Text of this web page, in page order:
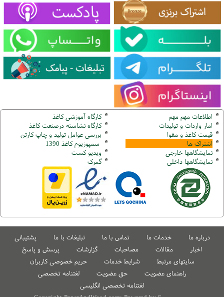
اطلاعات مهم مهم
امار واردات و تولیدات
قیمت کاغذ و مقوا
اشتراک ها
نمایشگاهها خارجی
نمایشگاهها داخلی
کارگاه آموزشی کاغذ
کارگاه نشاسته درصنعت کاغذ
بررسی عوامل تولید و چاپ کارتن
سمپوزیوم کاغذ 1390
ویدیو کست
گمرک
درباره ما خدمات ما تماس با ما تبلیغات با ما
پشتیبانی
اخبار
مقالات مصاحبات گزارشات
پرسش و پاسخ
سایتهای مرتبط
شرایط خدمات
حریم خصوصی کاربران
راهنمای عضویت
حق عضویت
لغتنامه تخصصی
لغتنامه تخصصی انگلیسی